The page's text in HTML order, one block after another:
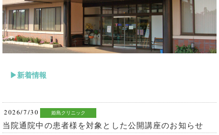
新着情報
2026/7/30 姫島クリニック
当院通院中の患者様を対象とした公開講座のお知らせ